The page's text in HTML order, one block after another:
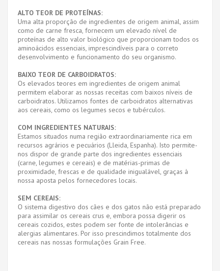
ALTO TEOR DE PROTEÍNAS:
Uma alta proporção de ingredientes de origem animal, assim
como de carne fresca, fornecem um elevado nível de
proteínas de alto valor biológico que proporcionam todos os
aminoácidos essenciais, imprescindíveis para o correto
desenvolvimento e funcionamento do seu organismo.
BAIXO TEOR DE CARBOIDRATOS:
Os elevados teores em ingredientes de origem animal
permitem elaborar as nossas receitas com baixos níveis de
carboidratos. Utilizamos fontes de carboidratos alternativas
aos cereais, como os legumes secos e tubérculos.
COM INGREDIENTES NATURAIS:
Estamos situados numa região extraordinariamente rica em
recursos agrários e pecuários (Lleida, Espanha). Isto permite-
nos dispor de grande parte dos ingredientes essenciais
(carne, legumes e cereais) e de matérias-primas de
proximidade, frescas e de qualidade inigualável, graças à
nossa aposta pelos fornecedores locais.
SEM CEREAIS:
O sistema digestivo dos cães e dos gatos não está preparado
para assimilar os cereais crus e, embora possa digerir os
cereais cozidos, estes podem ser fonte de intolerâncias e
alergias alimentares. Por isso prescindimos totalmente dos
cereais nas nossas formulações Grain Free.